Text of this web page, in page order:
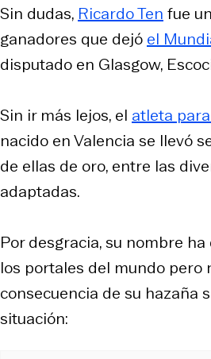
Sin dudas, Ricardo Ten fue
ganadores que dejó el
disputado en Glasgow,
Sin ir más lejos, el atleta
nacido en Valencia se llevó
de ellas de oro, entre las
adaptadas.
Por desgracia, su nombre
los portales del mundo pero
consecuencia de su hazaña
situación: